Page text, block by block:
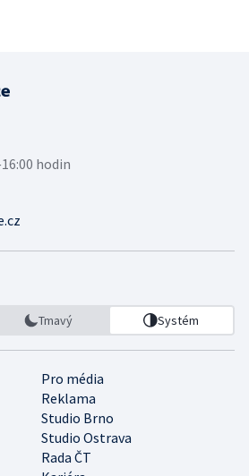
hodin
Tmavý Systém
Pro média
Reklama
Studio Brno
Studio Ostrava
Rada ČT